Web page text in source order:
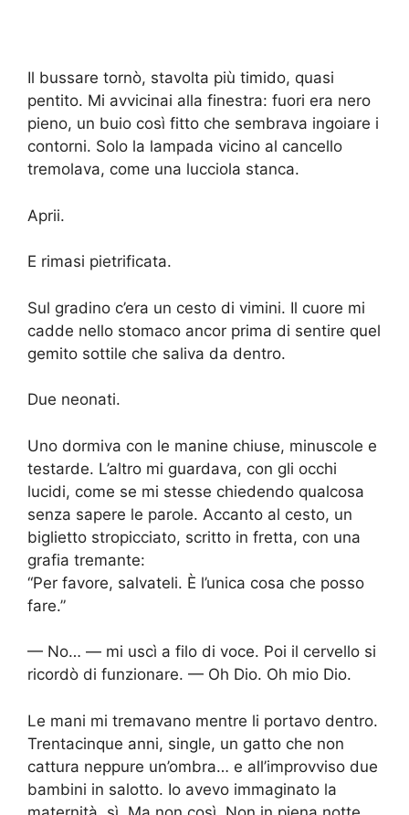
Il bussare tornò, stavolta più timido, quasi
pentito. Mi avvicinai alla finestra: fuori era nero
pieno, un buio così fitto che sembrava ingoiare i
contorni. Solo la lampada vicino al cancello
tremolava, come una lucciola stanca.
Aprii.
E rimasi pietrificata.
Sul gradino c’era un cesto di vimini. Il cuore mi
cadde nello stomaco ancor prima di sentire quel
gemito sottile che saliva da dentro.
Due neonati.
Uno dormiva con le manine chiuse, minuscole e
testarde. L’altro mi guardava, con gli occhi
lucidi, come se mi stesse chiedendo qualcosa
senza sapere le parole. Accanto al cesto, un
biglietto stropicciato, scritto in fretta, con una
grafia tremante:
“Per favore, salvateli. È l’unica cosa che posso
fare.”
— No… — mi uscì a filo di voce. Poi il cervello si
ricordò di funzionare. — Oh Dio. Oh mio Dio.
Le mani mi tremavano mentre li portavo dentro.
Trentacinque anni, single, un gatto che non
cattura neppure un’ombra… e all’improvviso due
bambini in salotto. Io avevo immaginato la